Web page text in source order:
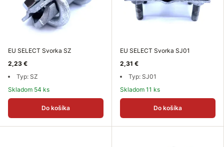
EU SELECT Svorka SZ
2,23 €
Typ: SZ
Skladom 54 ks
Do košíka
EU SELECT Svorka SJ01
2,31 €
Typ: SJ01
Skladom 11 ks
Do košíka